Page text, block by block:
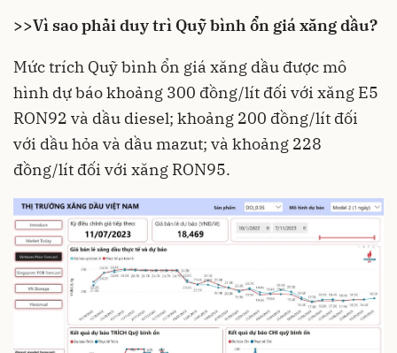
>>Vì sao phải duy trì Quỹ bình ổn giá xăng dầu?
Mức trích Quỹ bình ổn giá xăng dầu được mô
hình dự báo khoảng 300 đồng/lít đối với xăng E5
RON92 và dầu diesel; khoảng 200 đồng/lít đối
với dầu hỏa và dầu mazut; và khoảng 228
đồng/lít đối với xăng RON95.